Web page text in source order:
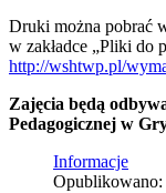
Druki można pobrać
w zakładce „Pliki do
http://wshtwp.pl/
Zajęcia będą
Pedagogicznej w
Informacje
Opublikowano: